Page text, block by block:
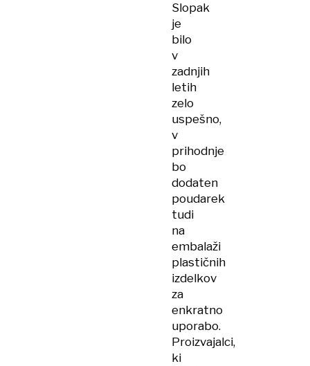
Slopak
je
bilo
v
zadnjih
letih
zelo
uspešno,
v
prihodnje
bo
dodaten
poudarek
tudi
na
embalaži
plastičnih
izdelkov
za
enkratno
uporabo.
Proizvajalci,
ki